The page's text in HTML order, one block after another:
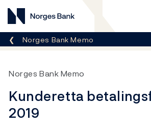
Norges Bank
Her er du nå:
Norges Bank Memo
Norges Bank Memo
Kunderetta
2019